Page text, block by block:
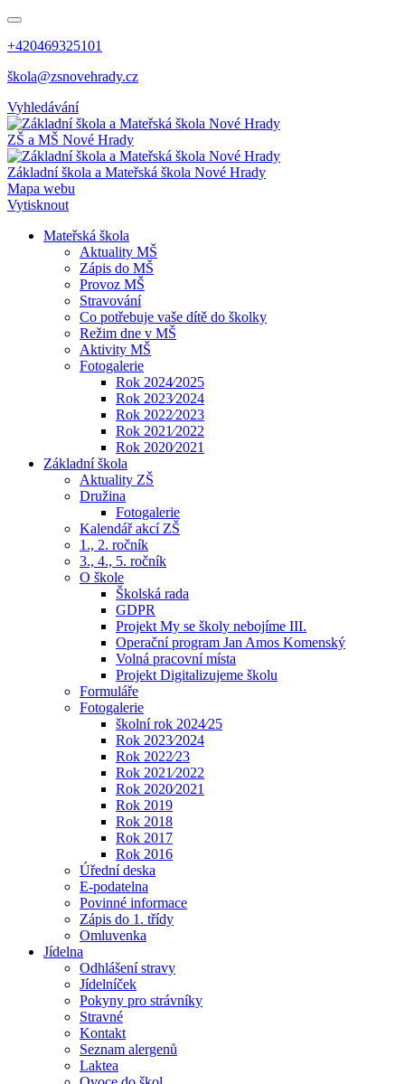
+420469325101
škola@zsnovehrady.cz
Vyhledávání
ZŠ a MŠ Nové Hrady
Základní škola a Mateřská škola Nové Hrady
Mapa webu
Vytisknout
Mateřská škola
Aktuality MŠ
Zápis do MŠ
Provoz MŠ
Stravování
Co potřebuje vaše dítě do školky
Režim dne v MŠ
Aktivity MŠ
Fotogalerie
Rok 2024⁄2025
Rok 2023⁄2024
Rok 2022⁄2023
Rok 2021⁄2022
Rok 2020⁄2021
Základní škola
Aktuality ZŠ
Družina
Fotogalerie
Kalendář akcí ZŠ
1., 2. ročník
3., 4., 5. ročník
O škole
Školská rada
GDPR
Projekt My se školy nebojíme III.
Operační program Jan Amos Komenský
Volná pracovní místa
Projekt Digitalizujeme školu
Formuláře
Fotogalerie
školní rok 2024⁄25
Rok 2023⁄2024
Rok 2022⁄23
Rok 2021⁄2022
Rok 2020⁄2021
Rok 2019
Rok 2018
Rok 2017
Rok 2016
Úřední deska
E-podatelna
Povinné informace
Zápis do 1. třídy
Omluvenka
Jídelna
Odhlášení stravy
Jídelníček
Pokyny pro strávníky
Stravné
Kontakt
Seznam alergenů
Laktea